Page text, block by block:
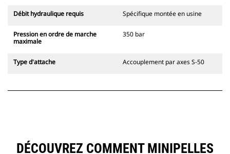
Débit hydraulique requis Spécifique montée en usine
Pression en ordre de marche
maximale
350 bar
Type d'attache Accouplement par axes S-50
DÉCOUVREZ COMMENT MINIPELLES